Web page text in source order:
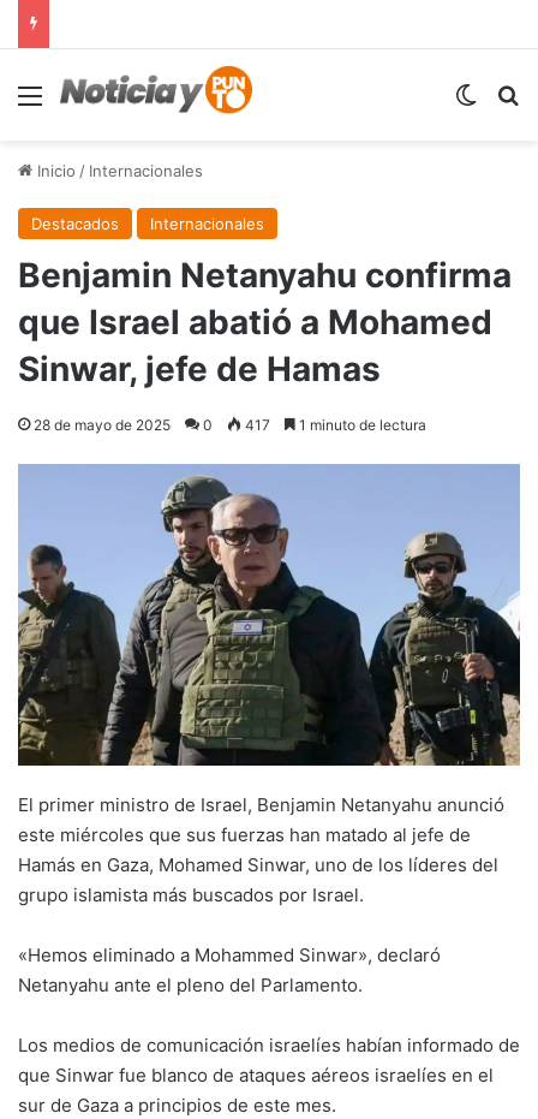
Menú
Inicio / Internacionales
Destacados Internacionales
Benjamin Netanyahu confirma
que Israel abatió a Mohamed
Sinwar, jefe de Hamas
28 de mayo de 2025 0 417 1 minuto de lectura
El primer ministro de Israel, Benjamin Netanyahu anunció
este miércoles que sus fuerzas han matado al jefe de
Hamás en Gaza, Mohamed Sinwar, uno de los líderes del
grupo islamista más buscados por Israel.
«Hemos eliminado a Mohammed Sinwar», declaró
Netanyahu ante el pleno del Parlamento.
Los medios de comunicación israelíes habían informado de
que Sinwar fue blanco de ataques aéreos israelíes en el
sur de Gaza a principios de este mes.